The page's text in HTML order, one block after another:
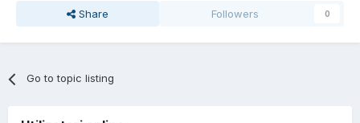
Share Followers 0
Go to topic listing